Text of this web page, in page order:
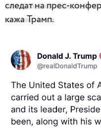
следат на прес-
кажа Трамп.